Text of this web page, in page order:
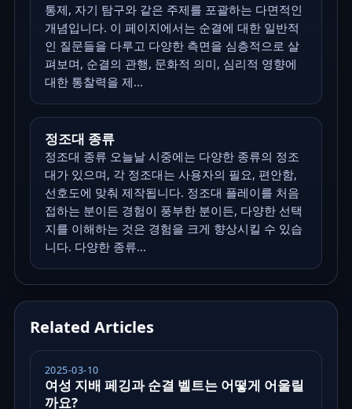
통제, 자기 탐구와 같은 주제를 포괄하는 다면적인
개념입니다. 이 페이지에서는 순결에 대한 일반적
인 질문들을 다루고 다양한 측면을 심층적으로 살
펴보며, 순결의 관행, 문화적 의미, 심리적 영향에
대한 통찰력을 제...
정조대 종류
정조대 종류 오늘날 시중에는 다양한 종류의 정조
대가 있으며, 각 정조대는 사용자의 필요, 편안함,
선호도에 맞춰 제작됩니다. 정조대 플레이를 처음
접하는 분이든 경험이 풍부한 분이든, 다양한 선택
지를 이해하는 것은 경험을 크게 향상시킬 수 있습
니다. 다양한 종류...
Related Articles
2025-03-10
여성 지배 페깅과 순결 벨트는 어떻게 어울릴
까요?